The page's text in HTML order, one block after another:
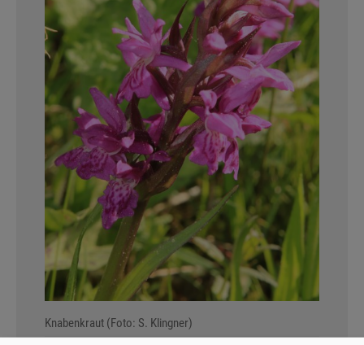
Knabenkraut (Foto: S. Klingner)